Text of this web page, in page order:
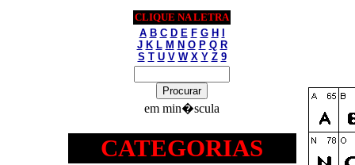
CLIQUE NA LETRA
A B C D E F G H
J K L M N O P Q R
S T U V W X Y Z 9
em min�scula
CATEGORIAS